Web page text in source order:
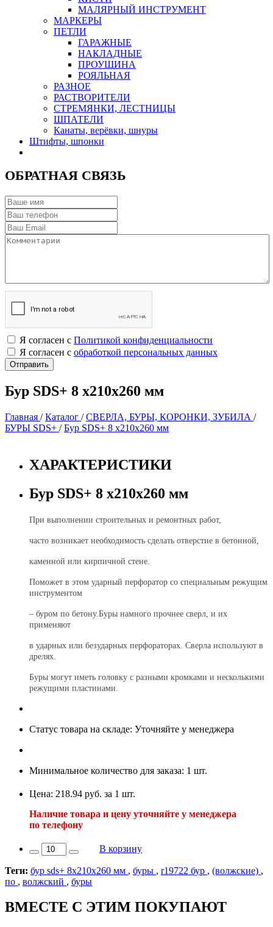
МАЛЯРНЫЙ ИНСТРУМЕНТ
МАРКЕРЫ
ПЕТЛИ
ГАРАЖНЫЕ
НАКЛАДНЫЕ
ПРОУШИНА
РОЯЛЬНАЯ
РАЗНОЕ
РАСТВОРИТЕЛИ
СТРЕМЯНКИ, ЛЕСТНИЦЫ
ШПАТЕЛИ
Канаты, верёвки, шнуры
Штифты, шпонки
ОБРАТНАЯ СВЯЗЬ
Я согласен с Политикой конфиденциальности
Я согласен с обработкой персональных данных
Бур SDS+ 8 х210х260 мм
Главная /Каталог /СВЕРЛА, БУРЫ, КОРОНКИ, ЗУБИЛА /
БУРЫ SDS+ /Бур SDS+ 8 х210х260 мм
ХАРАКТЕРИСТИКИ
Бур SDS+ 8 х210х260 мм
При выполнении строительных и ремонтных работ,
часто возникает необходимость сделать отверстие в бетонной,
каменной или кирпичной стене.
Поможет в этом ударный перфоратор со специальным режущим
инструментом
– буром по бетону.Буры намного прочнее сверл, и их
применяют
в ударных или безударных перфораторах. Сверла используют в
дрелях.
Буры могут иметь головку с разными кромками и несколькими
режущими пластинами.
Статус товара на складе: Уточняйте у менеджера
Минимальное количество для заказа: 1 шт.
Цена: 218.94 руб. за 1 шт.
Наличие товара и цену уточняйте у менеджера
по телефону
В корзину
Теги: бур sds+ 8х210х260 мм , буры , r19722 бур , (волжские) ,
по , волжский , буры
ВМЕСТЕ С ЭТИМ ПОКУПАЮТ